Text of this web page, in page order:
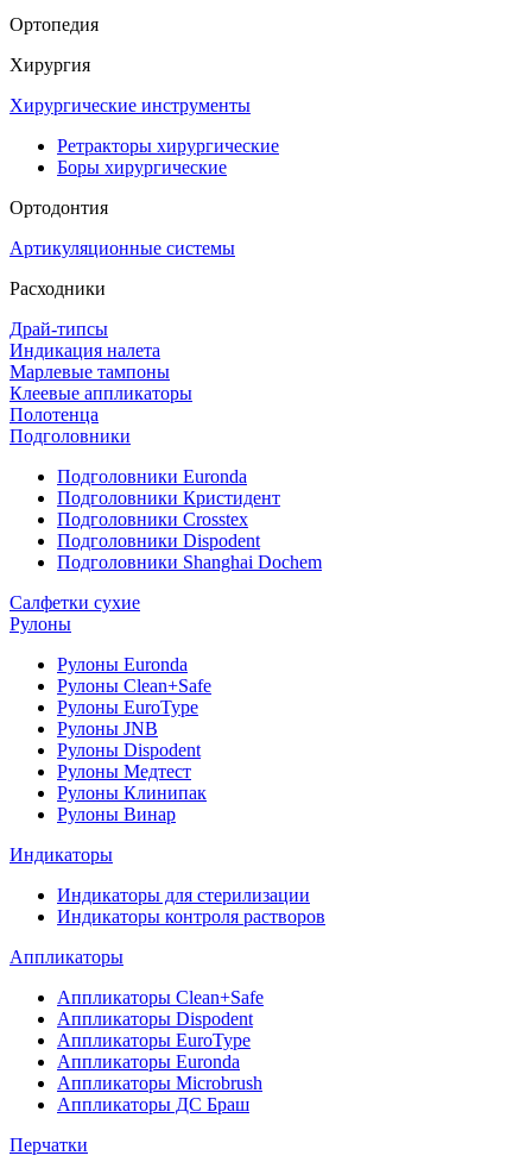
Ортопедия
Хирургия
Хирургические инструменты
Ретракторы хирургические
Боры хирургические
Ортодонтия
Артикуляционные системы
Расходники
Драй-типсы
Индикация налета
Марлевые тампоны
Клеевые аппликаторы
Полотенца
Подголовники
Подголовники Euronda
Подголовники Кристидент
Подголовники Crosstex
Подголовники Dispodent
Подголовники Shanghai Dochem
Салфетки сухие
Рулоны
Рулоны Euronda
Рулоны Clean+Safe
Рулоны EuroType
Рулоны JNB
Рулоны Dispodent
Рулоны Медтест
Рулоны Клинипак
Рулоны Винар
Индикаторы
Индикаторы для стерилизации
Индикаторы контроля растворов
Аппликаторы
Аппликаторы Clean+Safe
Аппликаторы Dispodent
Аппликаторы EuroType
Аппликаторы Euronda
Аппликаторы Microbrush
Аппликаторы ДС Браш
Перчатки